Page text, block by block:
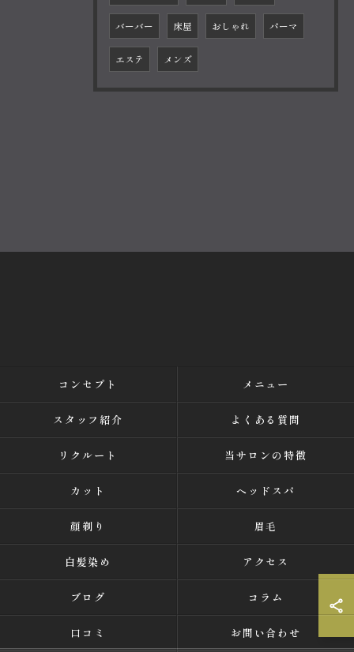
バーバー 床屋 おしゃれ パーマ
エステ メンズ
コンセプト メニュー
スタッフ紹介 よくある質問
リクルート 当サロンの特徴
カット ヘッドスパ
顔剃り 眉毛
白髪染め アクセス
ブログ コラム
口コミ お問い合わせ